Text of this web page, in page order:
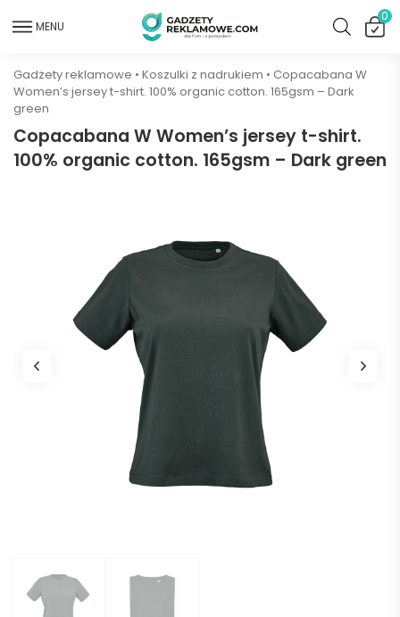
MENU
0
Gadżety reklamowe • Koszulki z nadrukiem • Copacabana W
Women’s jersey t-shirt. 100% organic cotton. 165gsm – Dark
green
Copacabana W Women’s jersey t-shirt.
100% organic cotton. 165gsm – Dark green